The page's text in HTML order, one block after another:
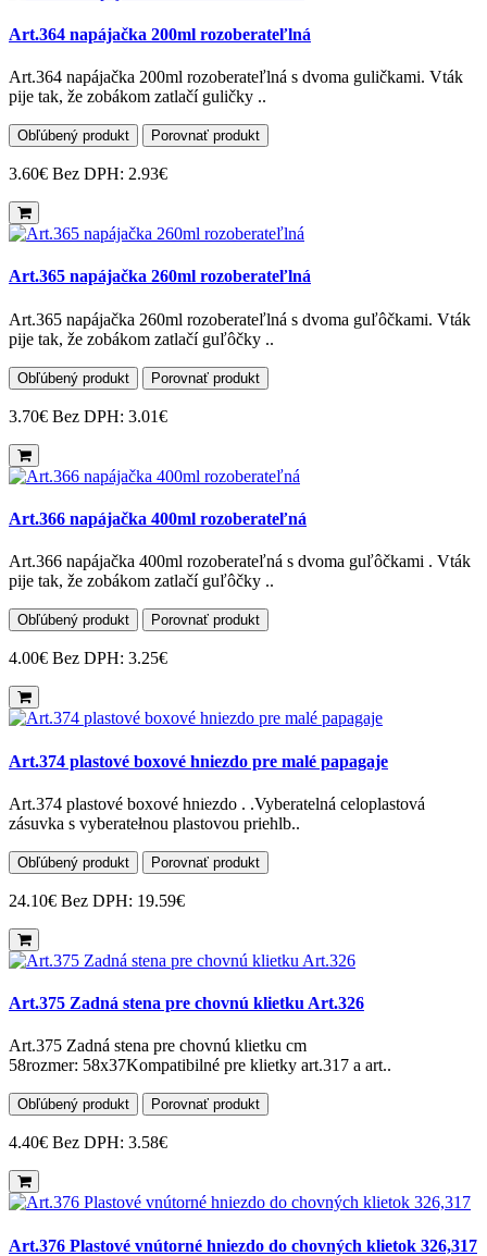
Art.364 napájačka 200ml rozoberateľlná
Art.364 napájačka 200ml rozoberateľlná s dvoma guličkami. Vták
pije tak, že zobákom zatlačí guličky ..
Obľúbený produkt Porovnať produkt
3.60€ Bez DPH: 2.93€
Art.365 napájačka 260ml rozoberateľlná
Art.365 napájačka 260ml rozoberateľlná s dvoma guľôčkami. Vták
pije tak, že zobákom zatlačí guľôčky ..
Obľúbený produkt Porovnať produkt
3.70€ Bez DPH: 3.01€
Art.366 napájačka 400ml rozoberateľná
Art.366 napájačka 400ml rozoberateľná s dvoma guľôčkami . Vták
pije tak, že zobákom zatlačí guľôčky ..
Obľúbený produkt Porovnať produkt
4.00€ Bez DPH: 3.25€
Art.374 plastové boxové hniezdo pre malé papagaje
Art.374 plastové boxové hniezdo . .Vyberatelná celoplastová
zásuvka s vyberatełnou plastovou priehlb..
Obľúbený produkt Porovnať produkt
24.10€ Bez DPH: 19.59€
Art.375 Zadná stena pre chovnú klietku Art.326
Art.375 Zadná stena pre chovnú klietku cm
58rozmer: 58x37Kompatibilné pre klietky art.317 a art..
Obľúbený produkt Porovnať produkt
4.40€ Bez DPH: 3.58€
Art.376 Plastové vnútorné hniezdo do chovných klietok 326,317